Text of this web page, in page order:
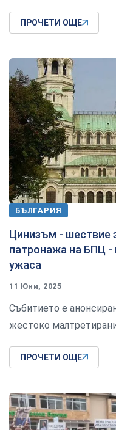
ПРОЧЕТИ ОЩЕ
БЪЛГАРИЯ
Цинизъм - шествие
патронажа на БПЦ
ужаса
11 Юни, 2025
Събитието е
жестоко
ПРОЧЕТИ ОЩЕ